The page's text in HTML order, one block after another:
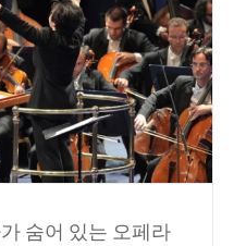
술,
발
레
가
남
긴
빛
숨어 있는 오페라